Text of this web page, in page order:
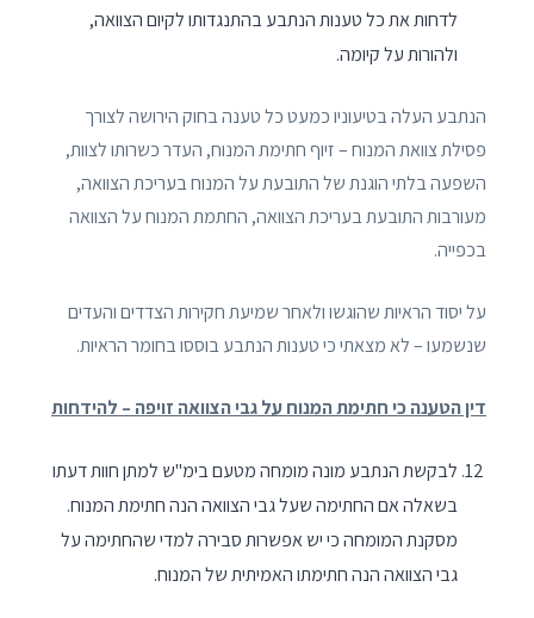
לדחות את כל טענות הנתבע בהתנגדותו לקיום הצוואה,
ולהורות על קיומה.
הנתבע העלה בטיעוניו כמעט כל טענה בחוק הירושה לצורך
פסילת צוואת המנוח – זיוף חתימת המנוח, העדר כשרותו לצוות,
השפעה בלתי הוגנת של התובעת על המנוח בעריכת הצוואה,
מעורבות התובעת בעריכת הצוואה, החתמת המנוח על הצוואה
בכפייה.
על יסוד הראיות שהוגשו ולאחר שמיעת חקירות הצדדים והעדים
שנשמעו – לא מצאתי כי טענות הנתבע בוססו בחומר הראיות.
דין הטענה כי חתימת המנוח על גבי הצוואה זויפה – להידחות
לבקשת הנתבע מונה מומחה מטעם בימ"ש למתן חוות דעתו
בשאלה אם החתימה שעל גבי הצוואה הנה חתימת המנוח.
מסקנת המומחה כי יש אפשרות סבירה למדי שהחתימה על
גבי הצוואה הנה חתימתו האמיתית של המנוח.